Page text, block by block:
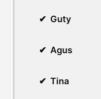
Guty
Agus
Tina